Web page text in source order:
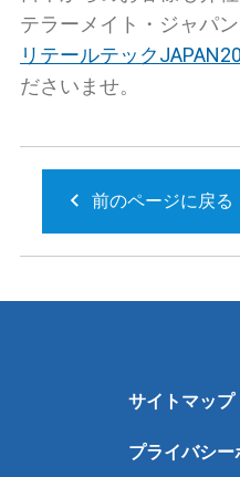
テラーメイト・ジャパ
リテールテック
ださいませ。
前のページに戻る
サイトマップ
プライバシー